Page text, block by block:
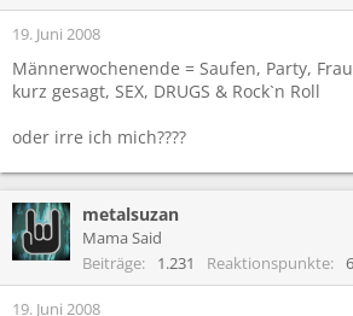
19. Juni 2008
Männerwochenende = Saufen, Party,
kurz gesagt, SEX, DRUGS & Rock`n Roll
oder irre ich mich????
metalsuzan
Mama Said
Beiträge
1.231 Reaktionspunkte
19. Juni 2008